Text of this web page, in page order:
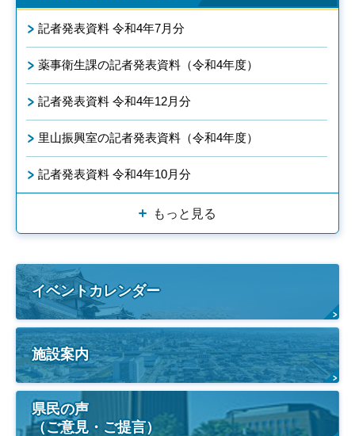
記者発表資料 令和4年7月分
薬事衛生課の記者発表資料（令和4年度）
記者発表資料 令和4年12月分
里山振興室の記者発表資料（令和4年度）
記者発表資料 令和4年10月分
もっと見る
イベントカレンダー
施設案内
県民の声
（ご意見・ご提言）